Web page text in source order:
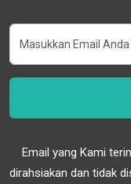
Email yang Kami
dirahsiakan dan tidak